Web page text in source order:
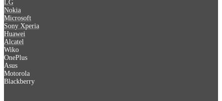
LG
Nokia
Microsoft
Sony Xperia
Huawei
Alcatel
Wiko
OnePlus
Asus
Motorola
Blackberry